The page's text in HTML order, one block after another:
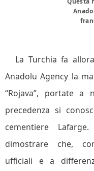
La Turchia fa
Anadolu Agency la
“Rojava”, portate a
precedenza si
cementiere
dimostrare che,
ufficiali e a